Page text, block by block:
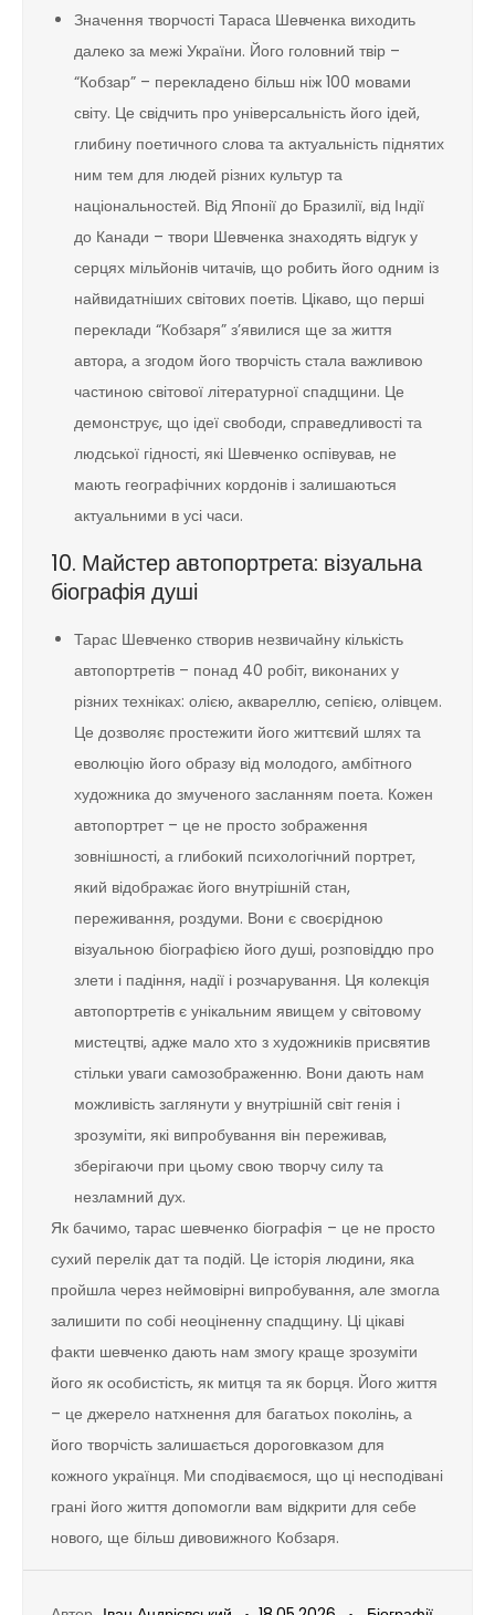
Значення творчості Тараса Шевченка виходить
далеко за межі України. Його головний твір –
“Кобзар” – перекладено більш ніж 100 мовами
світу. Це свідчить про універсальність його ідей,
глибину поетичного слова та актуальність піднятих
ним тем для людей різних культур та
національностей. Від Японії до Бразилії, від Індії
до Канади – твори Шевченка знаходять відгук у
серцях мільйонів читачів, що робить його одним із
найвидатніших світових поетів. Цікаво, що перші
переклади “Кобзаря” з’явилися ще за життя
автора, а згодом його творчість стала важливою
частиною світової літературної спадщини. Це
демонструє, що ідеї свободи, справедливості та
людської гідності, які Шевченко оспівував, не
мають географічних кордонів і залишаються
актуальними в усі часи.
10. Майстер автопортрета: візуальна
біографія душі
Тарас Шевченко створив незвичайну кількість
автопортретів – понад 40 робіт, виконаних у
різних техніках: олією, аквареллю, сепією, олівцем.
Це дозволяє простежити його життєвий шлях та
еволюцію його образу від молодого, амбітного
художника до змученого засланням поета. Кожен
автопортрет – це не просто зображення
зовнішності, а глибокий психологічний портрет,
який відображає його внутрішній стан,
переживання, роздуми. Вони є своєрідною
візуальною біографією його душі, розповіддю про
злети і падіння, надії і розчарування. Ця колекція
автопортретів є унікальним явищем у світовому
мистецтві, адже мало хто з художників присвятив
стільки уваги самозображенню. Вони дають нам
можливість заглянути у внутрішній світ генія і
зрозуміти, які випробування він переживав,
зберігаючи при цьому свою творчу силу та
незламний дух.
Як бачимо, тарас шевченко біографія – це не просто
сухий перелік дат та подій. Це історія людини, яка
пройшла через неймовірні випробування, але змогла
залишити по собі неоціненну спадщину. Ці цікаві
факти шевченко дають нам змогу краще зрозуміти
його як особистість, як митця та як борця. Його життя
– це джерело натхнення для багатьох поколінь, а
його творчість залишається дороговказом для
кожного українця. Ми сподіваємося, що ці несподівані
грані його життя допомогли вам відкрити для себе
нового, ще більш дивовижного Кобзаря.